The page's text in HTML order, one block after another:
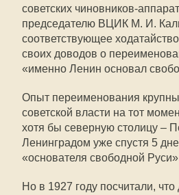
советских чиновников-
председателю ВЦИК М. И.
соответствующее
своих доводов о
«именно Ленин основал
Опыт переименования
советской власти на тот
хотя бы северную столицу –
Ленинградом уже спустя 5
«основателя свободной
Но в 1927 году посчитали,